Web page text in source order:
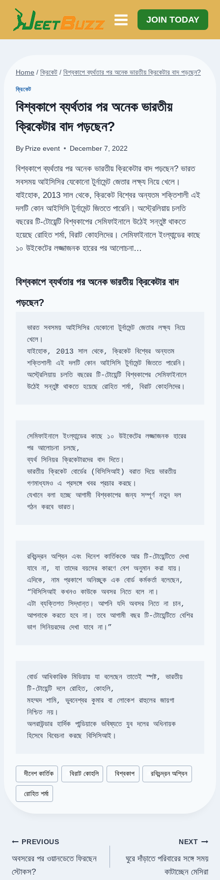
Skip
content
JOIN TODAY
Home / ক্রিকেট / বিশ্বকাপে ব্যর্থতার পর অনেক ভারতীয় ক্রিকেটার বাদ পড়ছেন?
ক্রিকেট
বিশ্বকাপে ব্যর্থতার পর অনেক ভারতীয়
ক্রিকেটার বাদ পড়ছেন?
By Prize event December 7, 2022
বিশ্বকাপে ব্যর্থতার পর অনেক ভারতীয় ক্রিকেটার বাদ পড়ছেন? ভারত
সবসময় আইসিসির যেকোনো টুর্নামেন্ট জেতার লক্ষ্য নিয়ে খেলে।
যাইহোক, 2013 সাল থেকে, ক্রিকেট বিশ্বের অন্যতম শক্তিশালী এই
দলটি কোন আইসিসি টুর্নামেন্ট জিততে পারেনি। অস্ট্রেলিয়ায় চলতি
বছরের টি-টোয়েন্টি বিশ্বকাপের সেমিফাইনালে উঠেই সন্তুষ্ট থাকতে
হয়েছে রোহিত শর্মা, বিরাট কোহলিদের। সেমিফাইনালে ইংল্যান্ডের কাছে
১০ উইকেটের লজ্জাজনক হারের পর আলোচনা…
বিশ্বকাপে ব্যর্থতার পর অনেক ভারতীয় ক্রিকেটার বাদ
পড়ছেন?
ভারত সবসময় আইসিসির যেকোনো টুর্নামেন্ট জেতার লক্ষ্য নিয়ে
যাইহোক, 2013 সাল থেকে, ক্রিকেট বিশ্বের অন্যতম
অস্ট্রেলিয়ায় চলতি বছরের টি-টোয়েন্টি বিশ্বকাপের সেমিফাইনালে
উঠেই সন্তুষ্ট থাকতে হয়েছে রোহিত শর্মা, বিরাট কোহলিদের।
সেমিফাইনালে ইংল্যান্ডের কাছে ১০ উইকেটের লজ্জাজনক হারের
ভারতীয় ক্রিকেট বোর্ডের (বিসিসিআই) বরাত দিয়ে ভারতীয়
যেখানে বলা হচ্ছে আগামী বিশ্বকাপের জন্য সম্পূর্ণ নতুন দল
গঠন করবে ভারত।
রবিচন্দ্রন অশ্বিন এবং দিনেশ কার্তিককে আর টি-টোয়েন্টিতে দেখা
এদিকে, নাম প্রকাশে অনিচ্ছুক এক বোর্ড কর্মকর্তা বলেছেন,
এটা ব্যক্তিগত সিদ্ধান্ত। আপনি যদি অবসর নিতে না চান,
আপনাকে করতে হবে না। তবে আগামী বছর টি-টোয়েন্টিতে বেশির
ভাগ সিনিয়রদের দেখা যাবে না।”
বোর্ড আধিকারিক মিডিয়ায় যা বলেছেন তাতেই স্পষ্ট, ভারতীয়
টি-টোয়েন্টি দলে রোহিত, কোহলি,
মহম্মদ শামি, ভুবনেশ্বর কুমার বা লোকেশ রাহুলের জায়গা
অলরাউন্ডার হার্দিক পান্ডিয়াকে ভবিষ্যতে যুব দলের অধিনায়ক
হিসেবে বিবেচনা করছে বিসিসিআই।
Post
Tags:
#দীনেশ কার্তিক #বিরাট কোহলি #বিশ্বকাপ #রবিচন্দ্রন অশ্বিন
#রোহিত শর্মা
Post
navigation
PREVIOUS
অবসরের পর ওয়ানডেতে ফিরছেন
স্টোকস?
NEXT
ঘুরে দাঁড়াতে পরিবারের সঙ্গে সময়
কাটাচ্ছেন মেসিরা